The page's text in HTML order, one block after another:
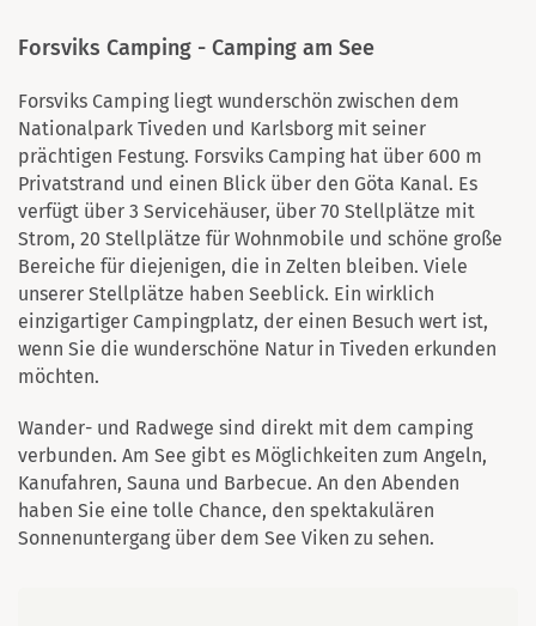
Forsviks Camping - Camping am See
Forsviks Camping liegt wunderschön zwischen dem
Nationalpark Tiveden und Karlsborg mit seiner
prächtigen Festung. Forsviks Camping hat über 600 m
Privatstrand und einen Blick über den Göta Kanal. Es
verfügt über 3 Servicehäuser, über 70 Stellplätze mit
Strom, 20 Stellplätze für Wohnmobile und schöne große
Bereiche für diejenigen, die in Zelten bleiben. Viele
unserer Stellplätze haben Seeblick. Ein wirklich
einzigartiger Campingplatz, der einen Besuch wert ist,
wenn Sie die wunderschöne Natur in Tiveden erkunden
möchten.
Wander- und Radwege sind direkt mit dem camping
verbunden. Am See gibt es Möglichkeiten zum Angeln,
Kanufahren, Sauna und Barbecue. An den Abenden
haben Sie eine tolle Chance, den spektakulären
Sonnenuntergang über dem See Viken zu sehen.